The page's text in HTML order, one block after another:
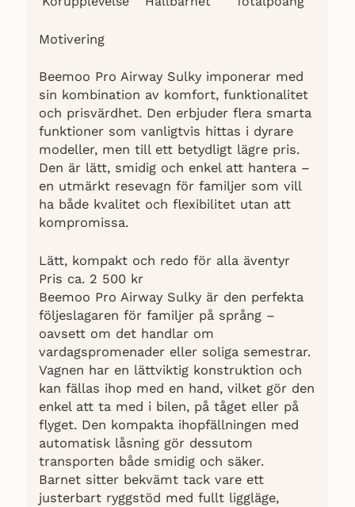
Motivering
Beemoo Pro Airway Sulky imponerar med
sin kombination av komfort, funktionalitet
och prisvärdhet. Den erbjuder flera smarta
funktioner som vanligtvis hittas i dyrare
modeller, men till ett betydligt lägre pris.
Den är lätt, smidig och enkel att hantera –
en utmärkt resevagn för familjer som vill
ha både kvalitet och flexibilitet utan att
kompromissa.
Lätt, kompakt och redo för alla äventyr
Pris ca. 2 500 kr
Beemoo Pro Airway Sulky är den perfekta
följeslagaren för familjer på språng –
oavsett om det handlar om
vardagspromenader eller soliga semestrar.
Vagnen har en lättviktig konstruktion och
kan fällas ihop med en hand, vilket gör den
enkel att ta med i bilen, på tåget eller på
flyget. Den kompakta ihopfällningen med
automatisk låsning gör dessutom
transporten både smidig och säker.
Barnet sitter bekvämt tack vare ett
justerbart ryggstöd med fullt liggläge,